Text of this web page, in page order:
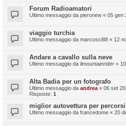
Forum Radioamatori
Ultimo messaggio da pieronew « 05 gen
viaggio turchia
Ultimo messaggio da marcosci88 « 12
Andare a cavallo sulla neve
Ultimo messaggio da ilmountainrider «
Alta Badia per un fotografo
Ultimo messaggio da andrea « 06 set
Risposte: 1
miglior autovettura per
Ultimo messaggio da francedome « 20